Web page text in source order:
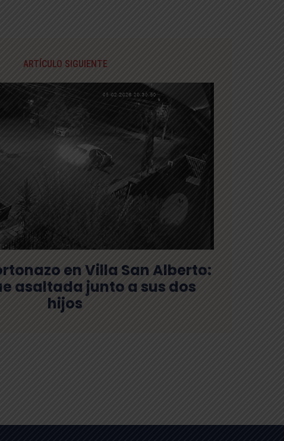
ARTÍCULO SIGUIENTE
en Villa San Alberto:
asaltada junto a sus dos
hijos